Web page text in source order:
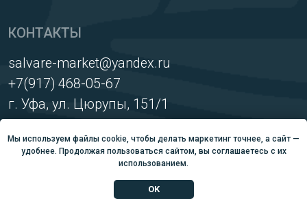
Мы используем файлы cookie, чтобы делать маркетинг точнее, а сайт —
удобнее. Продолжая пользоваться сайтом, вы соглашаетесь с их
использованием.
OK